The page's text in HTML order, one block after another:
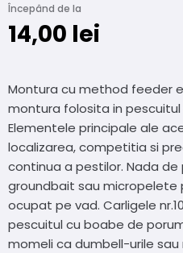
Începând de la
14,00 lei
Montura cu method feeder
montura folosita in
Elementele principale ale
localizarea, competitia si
continua a pestilor. Nada
groundbait sau micropelete
ocupat pe vad. Carligele
pescuitul cu boabe de
momeli ca dumbell-urile sau